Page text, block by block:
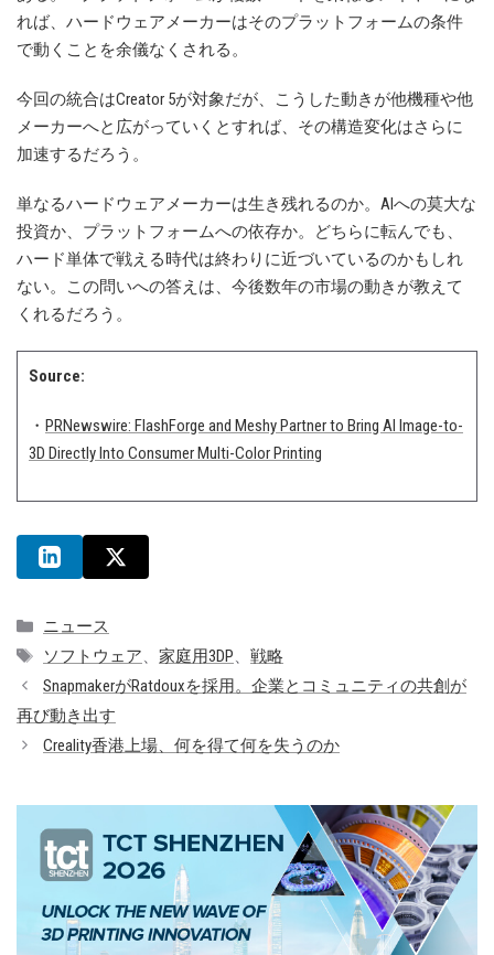
れば、ハードウェアメーカーはそのプラットフォームの条件
で動くことを余儀なくされる。
今回の統合はCreator 5が対象だが、こうした動きが他機種や他
メーカーへと広がっていくとすれば、その構造変化はさらに
加速するだろう。
単なるハードウェアメーカーは生き残れるのか。AIへの莫大な
投資か、プラットフォームへの依存か。どちらに転んでも、
ハード単体で戦える時代は終わりに近づいているのかもしれ
ない。この問いへの答えは、今後数年の市場の動きが教えて
くれるだろう。
Source:
・ PRNewswire: FlashForge and Meshy Partner to Bring AI Image-to-
3D Directly Into Consumer Multi-Color Printing
カ
テ
リ
ー
ニュース
タ
グ
ソフトウェア、 家庭用3DP、 戦略
SnapmakerがRatdouxを採用。企業とコミュニティの共創が
再び動き出す
Creality香港上場、何を得て何を失うのか